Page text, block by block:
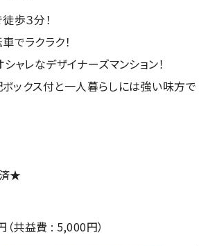
歩３分！
でラクラク！
ャレなデザイナーズマンション！
ボックス付と一人暮らしには強い味方で
★
（共益費 : 5,000円）